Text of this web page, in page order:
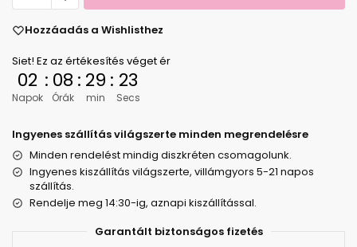
Hozzáadás a Wishlisthez
Siet! Ez az értékesítés véget ér
02
Napok
: 08
Órák
: 29
min
: 22
Secs
Ingyenes szállítás világszerte minden megrendelésre
Minden rendelést mindig diszkréten csomagolunk.
Ingyenes kiszállítás világszerte, villámgyors 5-21 napos
szállítás.
Rendelje meg 14:30-ig, aznapi kiszállítással.
Garantált biztonságos fizetés